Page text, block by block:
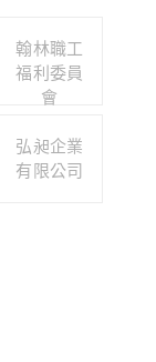
翰林職工
福利委員
會
弘昶企業
有限公司